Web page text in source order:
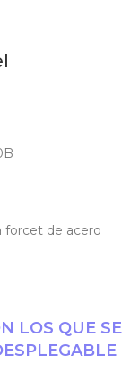
forcet de acero
LOS QUE SE